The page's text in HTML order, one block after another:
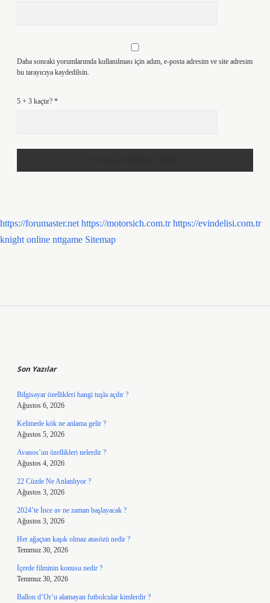
Daha sonraki yorumlarımda kullanılması için adım, e-posta adresim ve site adresim
bu tarayıcıya kaydedilsin.
5 + 3 kaçtır? *
https://forumaster.net https://motorsich.com.tr https://evindelisi.com.tr
knight online nttgame Sitemap
Son Yazılar
Bilgisayar özellikleri hangi tuşla açılır ?
Ağustos 6, 2026
Kelimede kök ne anlama gelir ?
Ağustos 5, 2026
Avanos’un özellikleri nelerdir ?
Ağustos 4, 2026
22 Cüzde Ne Anlatılıyor ?
Ağustos 3, 2026
2024’te İnce av ne zaman başlayacak ?
Ağustos 3, 2026
Her ağaçtan kaşık olmaz atasözü nedir ?
Temmuz 30, 2026
İçerde filminin konusu nedir ?
Temmuz 30, 2026
Ballon d’Or’u alamayan futbolcular kimlerdir ?